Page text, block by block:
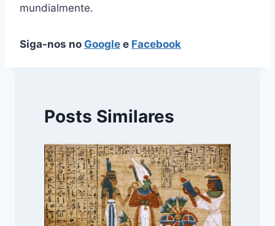
mundialmente.
Siga-nos no Google e Facebook
Posts Similares